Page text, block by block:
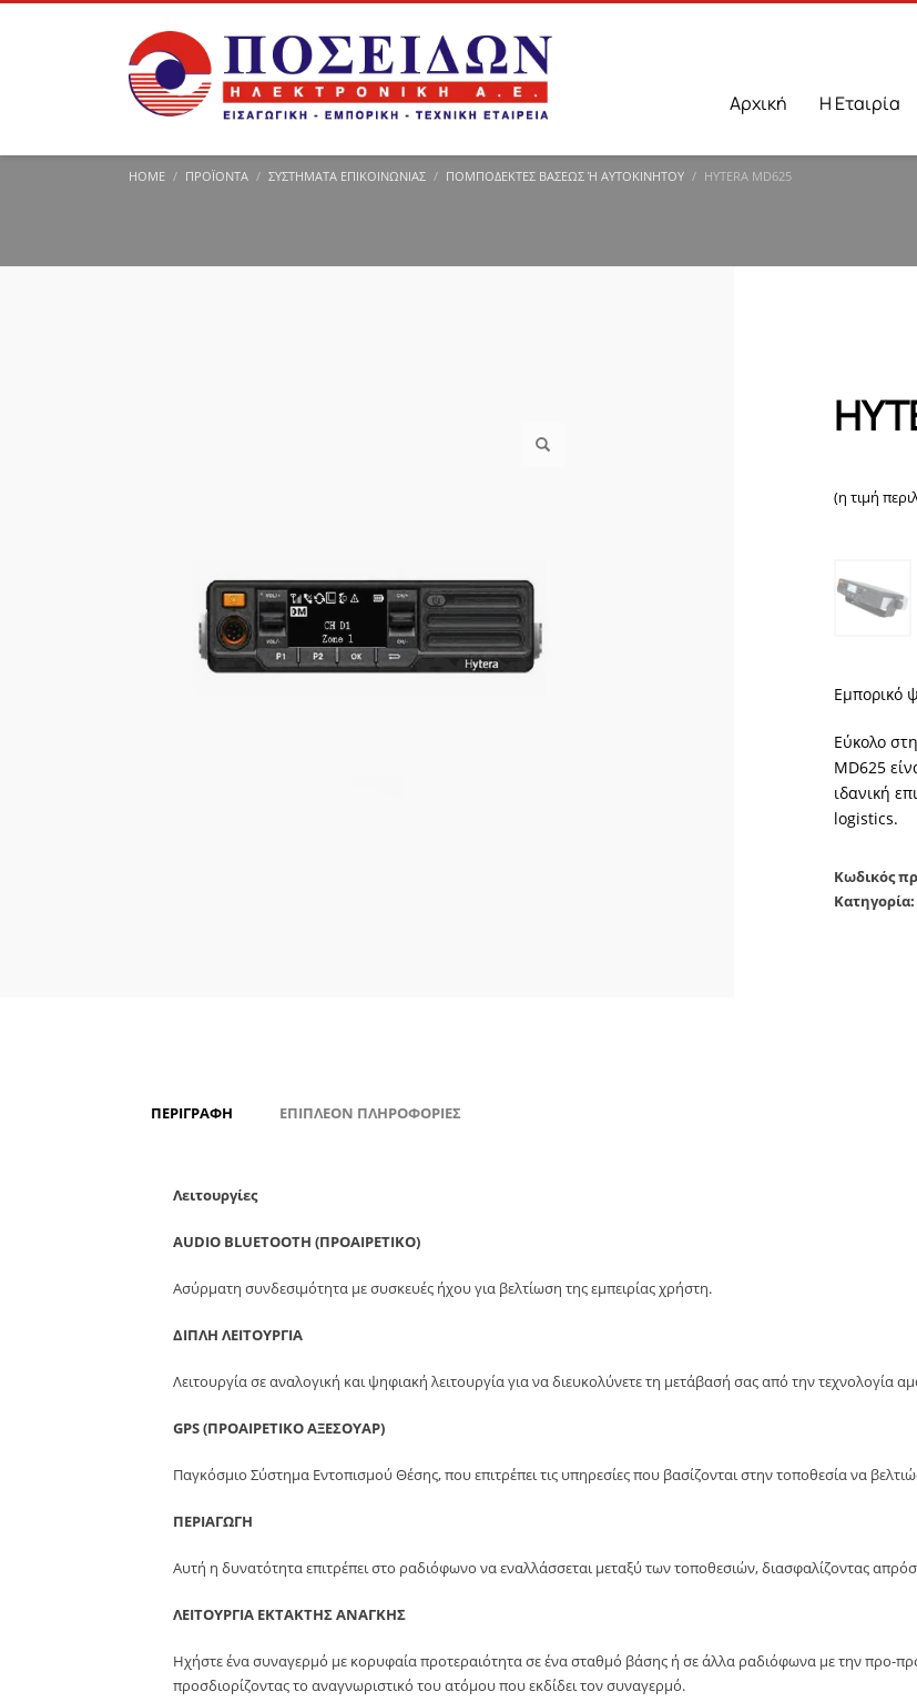
Αρχική Η Εταιρία
HOME ΠΡΟΪΌΝΤΑ ΣΥΣΤΉΜΑΤΑ ΕΠΙΚΟΙΝΩΝΊΑΣ ΠΟΜΠΟΔΈΚΤΕΣ ΒΆΣΕΩΣ Ή ΑΥΤΟΚΙΝΉΤΟΥ HYTERA MD625
(η τιμή
Εμπορικό
Εύκολο
MD625
ιδανική
logistics.
Κωδικός
Κατηγορία:
ΠΕΡΙΓΡΑΦΉ ΕΠΙΠΛΈΟΝ ΠΛΗΡΟΦΟΡΊΕΣ
Λειτουργίες
AUDIO BLUETOOTH (ΠΡΟΑΙΡΕΤΙΚΟ)
Ασύρματη συνδεσιμότητα με συσκευές ήχου για βελτίωση της εμπειρίας χρήστη.
ΔΙΠΛΗ ΛΕΙΤΟΥΡΓΙΑ
Λειτουργία σε αναλογική και ψηφιακή λειτουργία για να διευκολύνετε τη μετάβασή σας από την τεχνολογία
GPS (ΠΡΟΑΙΡΕΤΙΚΟ ΑΞΕΣΟΥΑΡ)
Παγκόσμιο Σύστημα Εντοπισμού Θέσης, που επιτρέπει τις υπηρεσίες που βασίζονται στην τοποθεσία να
ΠΕΡΙΑΓΩΓΗ
Αυτή η δυνατότητα επιτρέπει στο ραδιόφωνο να εναλλάσσεται μεταξύ των τοποθεσιών, διασφαλίζοντας
ΛΕΙΤΟΥΡΓΙΑ ΕΚΤΑΚΤΗΣ ΑΝΑΓΚΗΣ
Ηχήστε ένα συναγερμό με κορυφαία προτεραιότητα σε ένα σταθμό βάσης ή σε άλλα ραδιόφωνα με την προ-
προσδιορίζοντας το αναγνωριστικό του ατόμου που εκδίδει τον συναγερμό.